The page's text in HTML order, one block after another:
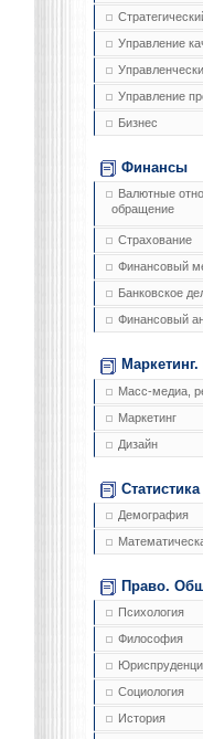
Управление
Управление
Бизнес
Финансы
Валютные
обращение
Страхование
Финансовый
Банковское
Финансовый
Масс-медиа,
Маркетинг
Дизайн
Статистика
Демография
Право.
Психология
Философия
Социология
История